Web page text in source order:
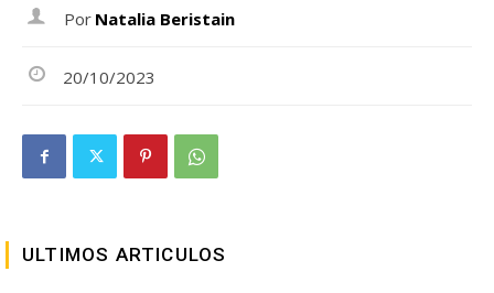
Por Natalia Beristain
20/10/2023
ULTIMOS ARTICULOS